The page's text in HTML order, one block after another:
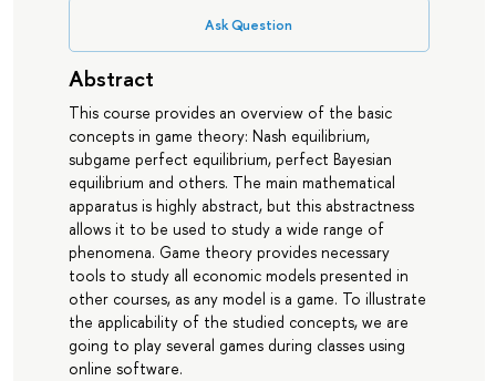
Ask Question
Abstract
This course provides an overview of the basic
concepts in game theory: Nash equilibrium,
subgame perfect equilibrium, perfect Bayesian
equilibrium and others. The main mathematical
apparatus is highly abstract, but this abstractness
allows it to be used to study a wide range of
phenomena. Game theory provides necessary
tools to study all economic models presented in
other courses, as any model is a game. To illustrate
the applicability of the studied concepts, we are
going to play several games during classes using
online software.